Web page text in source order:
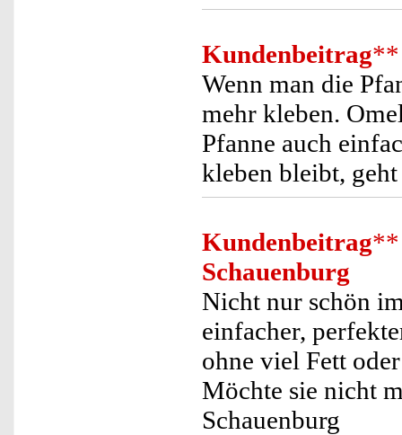
Kundenbeitrag**
Wenn man die
mehr kleben.
Pfanne auch
kleben bleibt,
Kundenbeitrag**
Schauenburg
Nicht nur schön
einfacher,
ohne viel Fett
Möchte sie nicht
Schauenburg